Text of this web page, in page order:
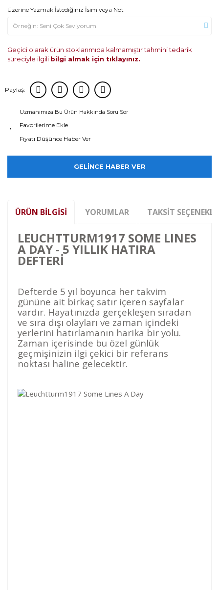
Üzerine Yazmak İstediğiniz İsim veya Not
Geçici olarak ürün stoklarımıda kalmamıştır tahmini tedarik
süreciyle ilgili bilgi almak için tıklayınız.
Paylaş:
Uzmanımıza Bu Ürün Hakkında Soru Sor
Fiyatı Düşünce Haber Ver
GELİNCE HABER VER
ÜRÜN BILGISI YORUMLAR TAKSIT
LEUCHTTURM1917 SOME LINES
A DAY - 5 YILLIK HATIRA
DEFTERİ
Defterde 5 yıl boyunca her takvim
gününe ait birkaç satır içeren sayfalar
vardır. Hayatınızda gerçekleşen sıradan
ve sıra dışı olayları ve zaman içindeki
yerlerini hatırlamanın harika bir yolu.
Zaman içerisinde bu özel günlük
geçmişinizin ilgi çekici bir referans
noktası haline gelecektir.